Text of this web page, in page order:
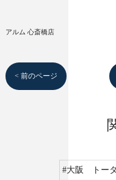
アルム 心斎橋店
< 前のページ
#大阪 トー